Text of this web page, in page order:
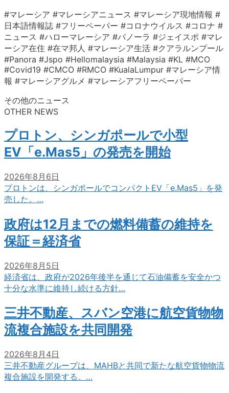
#マレーシア #マレーシアニュース #マレーシア現地情報 #
日本語情報誌 #フリーペーパー #コロナウイルス #コロナ #
ニュース #ハローマレーシア #パノーラ #ジェイスポ #マレ
ーシア在住 #在マ邦人 #マレーシア生活 #クアラルンプール
#Panora #Jspo #Hellomalaysia #Malaysia #KL #MCO
#Covid19 #CMCO #RMCO #KualaLumpur #マレーシア情
報 #マレーシアグルメ #マレーシアフリーペーパー
その他のニュース
OTHER NEWS
プロトン、シンガポールで小型
EV「e.Mas5」の発売を開始
2026年8月6日
プロトンは、シンガポールでコンパクトEV「e.Mas5」を発
売した。…
政府は12月までの燃料備蓄の維持を
保証＝経済省
2026年8月5日
経済省は、政府が2026年後半を通じて石油備蓄を安全かつ
十分な水準に維持し続ける方針…
三井不動産、スバン空港に航空貨物物
流複合施設を共同開発
2026年8月4日
三井不動産グループは、MAHBと共同で新たな航空貨物物流
複合施設を開発する。…